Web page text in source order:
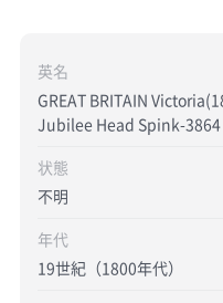
英名
GREAT BRITAIN
Jubilee Head Spink-3864
状態
不明
年代
19世紀（1800年代）